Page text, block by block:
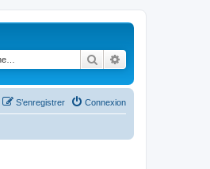
Rechercher
Connexion
S’enregistrer